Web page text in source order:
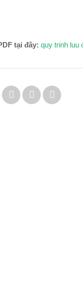
tại đây: quy trinh luu